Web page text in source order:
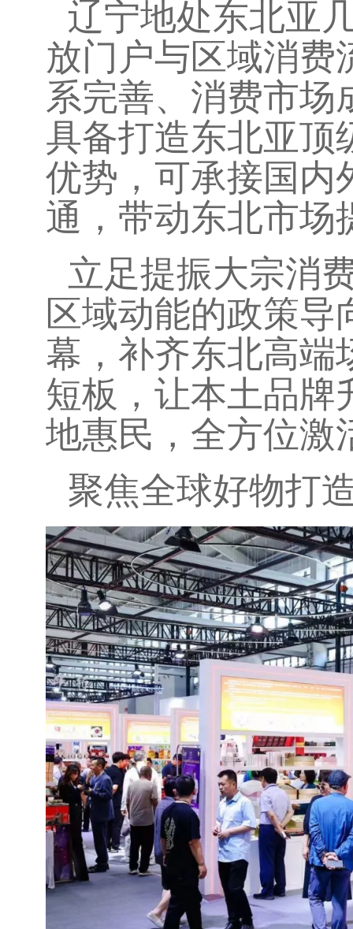
辽宁地处东北亚
放门户与区域消费
系完善、消费市场
具备打造东北亚顶
优势，可承接国内
通，带动东北市场
立足提振大宗消
区域动能的政策
幕，补齐东北高端
短板，让本土品牌
地惠民，全方位激
聚焦全球好物打